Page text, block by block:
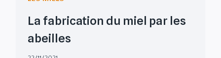
La fabrication du miel par les
abeilles